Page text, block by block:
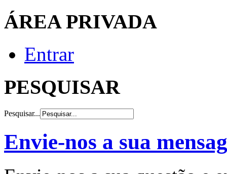
ÁREA PRIVADA
Entrar
PESQUISAR
Pesquisar...
Envie-nos a sua